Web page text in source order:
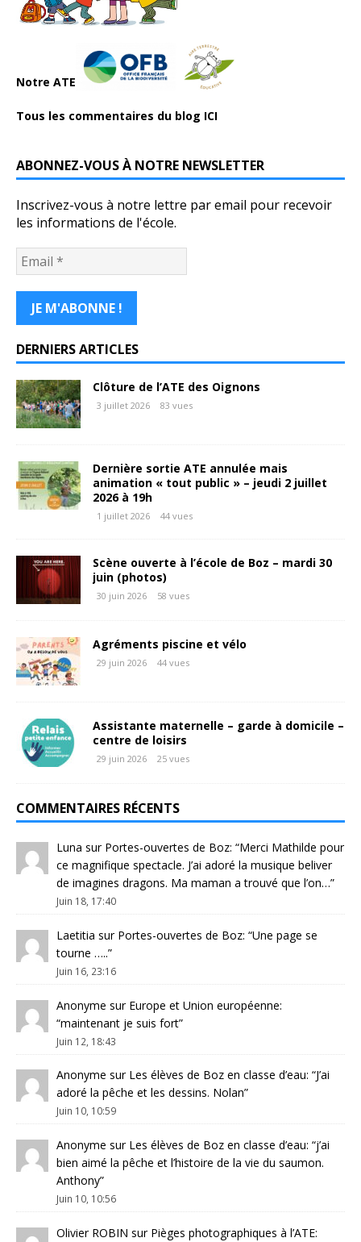
Notre ATE
Tous les commentaires du blog ICI
ABONNEZ-VOUS À NOTRE NEWSLETTER
Inscrivez-vous à notre lettre par email pour recevoir
les informations de l'école.
DERNIERS ARTICLES
Clôture de l’ATE des Oignons
3 juillet 2026 83 vues
Dernière sortie ATE annulée mais
animation « tout public » – jeudi 2 juillet
2026 à 19h
1 juillet 2026 44 vues
Scène ouverte à l’école de Boz – mardi 30
juin (photos)
30 juin 2026 58 vues
Agréments piscine et vélo
29 juin 2026 44 vues
Assistante maternelle – garde à domicile –
centre de loisirs
29 juin 2026 25 vues
COMMENTAIRES RÉCENTS
Luna sur Portes-ouvertes de Boz: “Merci Mathilde pour
ce magnifique spectacle. J’ai adoré la musique beliver
de imagines dragons. Ma maman a trouvé que l’on…”
Juin 18, 17:40
Laetitia sur Portes-ouvertes de Boz: “Une page se
tourne …..”
Juin 16, 23:16
Anonyme sur Europe et Union européenne:
“maintenant je suis fort”
Juin 12, 18:43
Anonyme sur Les élèves de Boz en classe d’eau: “J’ai
adoré la pêche et les dessins. Nolan”
Juin 10, 10:59
Anonyme sur Les élèves de Boz en classe d’eau: “j’ai
bien aimé la pêche et l’histoire de la vie du saumon.
Anthony”
Juin 10, 10:56
Olivier ROBIN sur Pièges photographiques à l’ATE: